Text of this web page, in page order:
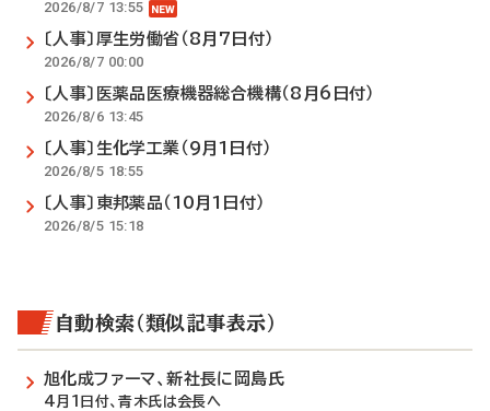
2026/8/7 13:55
〔人事〕厚生労働省（8月7日付）
2026/8/7 00:00
〔人事〕医薬品医療機器総合機構（8月6日付）
2026/8/6 13:45
〔人事〕生化学工業（9月1日付）
2026/8/5 18:55
〔人事〕東邦薬品（10月1日付）
2026/8/5 15:18
自動検索（類似記事表示）
旭化成ファーマ、新社長に岡島氏
4月1日付、青木氏は会長へ